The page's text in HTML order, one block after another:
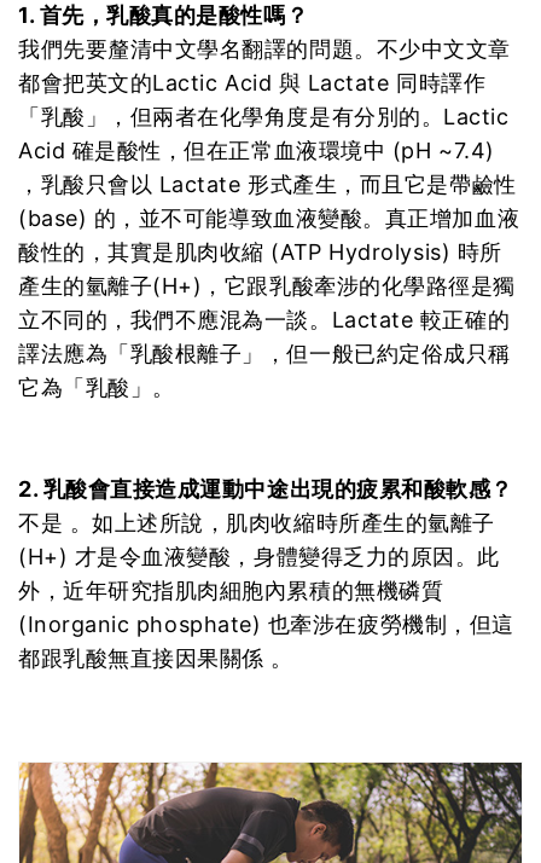
1. 首先，乳酸真的是酸性嗎？
我們先要釐清中文學名翻譯的問題。不少中文文章
都會把英文的Lactic Acid 與 Lactate 同時譯作
「乳酸」，但兩者在化學角度是有分別的。Lactic
Acid 確是酸性，但在正常血液環境中 (pH ~7.4)
，乳酸只會以 Lactate 形式產生，而且它是帶鹼性
(base) 的，並不可能導致血液變酸。真正增加血液
酸性的，其實是肌肉收縮 (ATP Hydrolysis) 時所
產生的氫離子(H+)，它跟乳酸牽涉的化學路徑是獨
立不同的，我們不應混為一談。Lactate 較正確的
譯法應為「乳酸根離子」，但一般已約定俗成只稱
它為「乳酸」。
2. 乳酸會直接造成運動中途出現的疲累和酸軟感？
不是 。如上述所說，肌肉收縮時所產生的氫離子
(H+) 才是令血液變酸，身體變得乏力的原因。此
外，近年研究指肌肉細胞內累積的無機磷質
(Inorganic phosphate) 也牽涉在疲勞機制，但這
都跟乳酸無直接因果關係 。